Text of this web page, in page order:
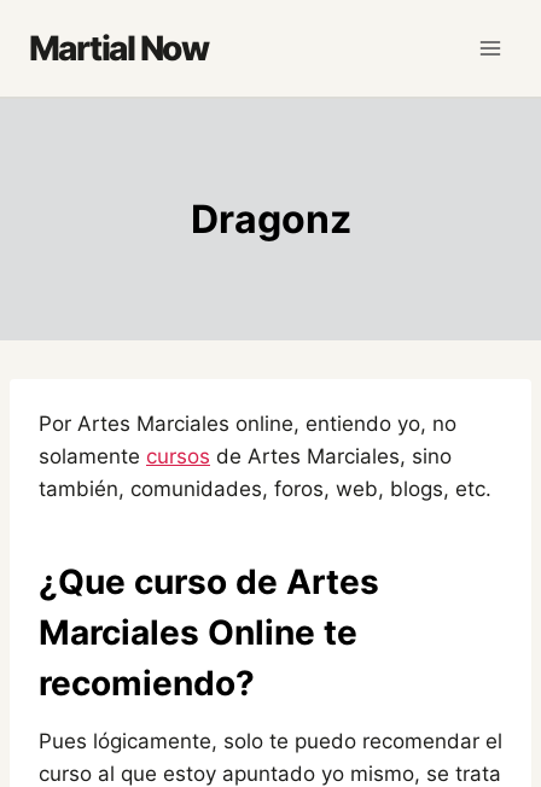
Martial Now
Dragonz
Por Artes Marciales online, entiendo yo, no
solamente cursos de Artes Marciales, sino
también, comunidades, foros, web, blogs, etc.
¿Que curso de Artes
Marciales Online te
recomiendo?
Pues lógicamente, solo te puedo recomendar el
curso al que estoy apuntado yo mismo, se trata